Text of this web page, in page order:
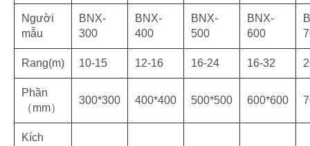
Người
mẫu
BNX-
300
BNX-
400
BNX-
500
BNX-
600
Rang(m) 10-15 12-16 16-24 16-32
Phần
（mm）
300*300 400*400 500*500 600*600
Kích